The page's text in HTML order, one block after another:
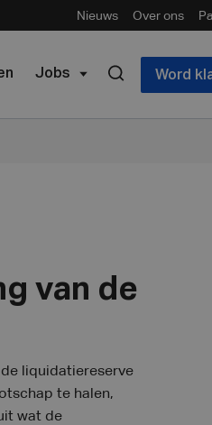
Nieuws Over ons
Jobs Word
van de
liquidatiereserve
te halen,
wat de